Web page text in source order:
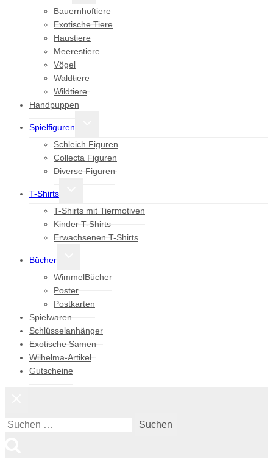
Bauernhoftiere
Exotische Tiere
Haustiere
Meerestiere
Vögel
Waldtiere
Wildtiere
Handpuppen
Spielfiguren
Schleich Figuren
Collecta Figuren
Diverse Figuren
T-Shirts
T-Shirts mit Tiermotiven
Kinder T-Shirts
Erwachsenen T-Shirts
Bücher
WimmelBücher
Poster
Postkarten
Spielwaren
Schlüsselanhänger
Exotische Samen
Wilhelma-Artikel
Gutscheine
Suchen
nach: